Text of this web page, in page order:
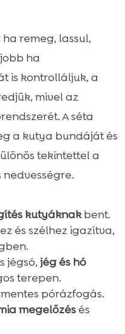
remeg, lassul,
ha
is kontrolláljuk, a
mivel az
A séta
a kutya bundáját és
tekintettel a
kutyáknakbent.
és szélhez igazítva,
jégsó, jég és hó
terepen.
pórázfogás.
megelőzésés